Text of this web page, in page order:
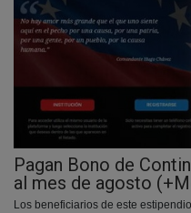
Pagan Bono de
al mes de agosto
Los beneficiarios de este